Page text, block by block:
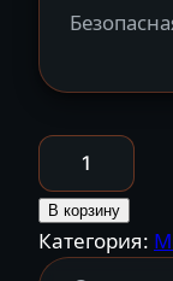
Количество
товара
Zontes
350X
В корзину
Категория: